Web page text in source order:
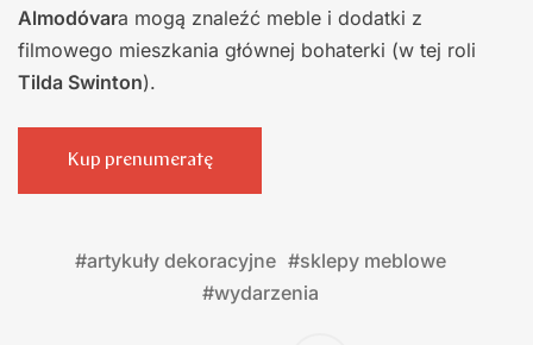
Almodóvara mogą znaleźć meble i dodatki z
filmowego mieszkania głównej bohaterki (w tej roli
Tilda Swinton).
Kup prenumeratę
#artykuły dekoracyjne #sklepy meblowe
#wydarzenia